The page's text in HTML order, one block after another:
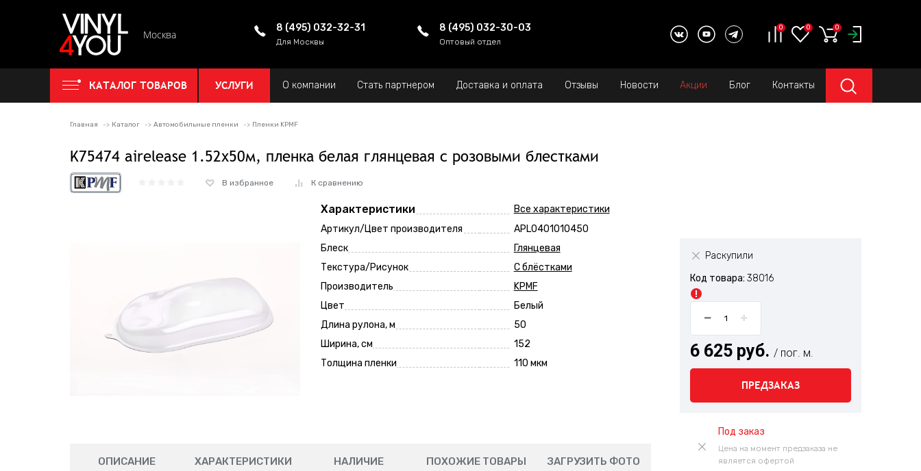
Москва
8 (495) 032-32-31
Для Москвы
8 (495) 032-30-03
Оптовый отдел
0 0 0
КАТАЛОГ ТОВАРОВ УСЛУГИ О компании Стать партнером Доставка и оплата Отзывы Новости Акции Блог Контакты
Главная Каталог Автомобильные пленки Пленки KPMF
K75474 airelease 1.52х50м, пленка белая глянцевая с розовыми блестками
В избранное К сравнению
Характеристики
Все характеристики
Артикул/Цвет производителя
APL0401010450
Блеск
Глянцевая
Текстура/Рисунок
С блёстками
Производитель
KPMF
Цвет
Белый
Длина рулона, м
50
Ширина, см
152
Толщина пленки
110 мкм
Раскупили
Код товара: 38016
6 625 руб. / пог. м.
ПРЕДЗАКАЗ
Под заказ
Цена на момент предзаказа не
является офертой
ОПИСАНИЕ ХАРАКТЕРИСТИКИ НАЛИЧИЕ ПОХОЖИЕ ТОВАРЫ ЗАГРУЗИТЬ ФОТО